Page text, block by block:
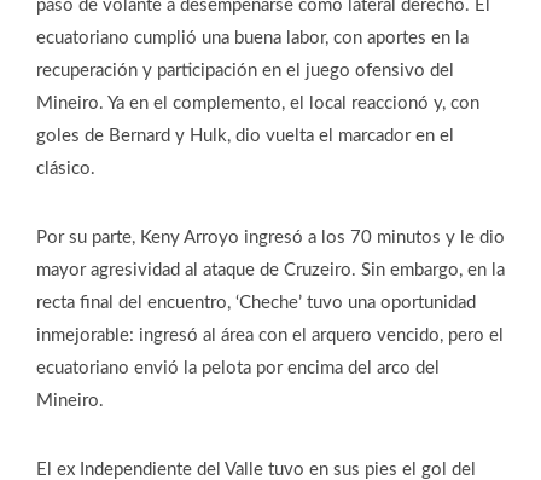
pasó de volante a desempeñarse como lateral derecho. El
ecuatoriano cumplió una buena labor, con aportes en la
recuperación y participación en el juego ofensivo del
Mineiro. Ya en el complemento, el local reaccionó y, con
goles de Bernard y Hulk, dio vuelta el marcador en el
clásico.
Por su parte, Keny Arroyo ingresó a los 70 minutos y le dio
mayor agresividad al ataque de Cruzeiro. Sin embargo, en la
recta final del encuentro, ‘Cheche’ tuvo una oportunidad
inmejorable: ingresó al área con el arquero vencido, pero el
ecuatoriano envió la pelota por encima del arco del
Mineiro.
El ex Independiente del Valle tuvo en sus pies el gol del